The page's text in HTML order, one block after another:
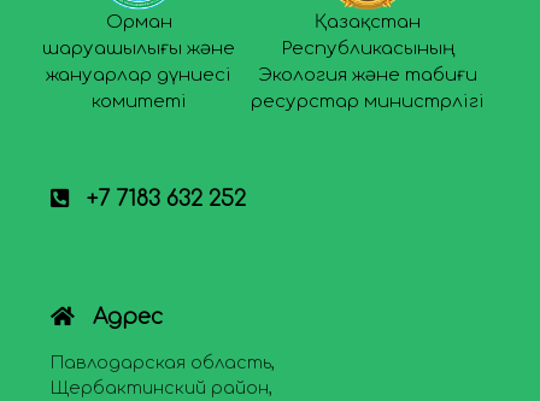
Орман
шаруашылығы және
жануарлар дүниесі
комитеті
Қазақстан
Республикасының
Экология және табиғи
ресурстар министрлігі
+7 7183 632 252
Адрес
Павлодарская область,
Щербактинский район,